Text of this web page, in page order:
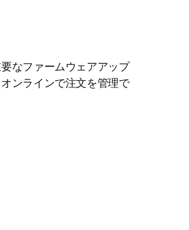
なファームウェアアップ
ンラインで注文を管理で